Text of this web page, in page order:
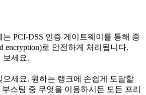
PCI-DSS 인증 게이트웨이를 통해 종
encryption)로 안전하게 처리됩니다.
보세요.
으세요. 원하는 랭크에 손쉽게 도달할
스팅 중 무엇을 이용하시든 모든 프리